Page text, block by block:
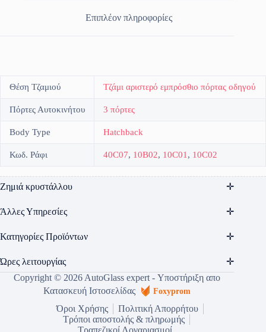
Επιπλέον πληροφορίες
Θέση Τζαμιού Τζάμι αριστερό εμπρόσθιο πόρτας οδηγού
Πόρτες Αυτοκινήτου 3 πόρτες
Body Type Hatchback
Κωδ. Ράφι 40C07, 10B02, 10C01 , 10C02
Ζημιά κρυστάλλου
Άλλες Υπηρεσίες
Κατηγορίες Προϊόντων
Ώρες λειτουργίας
Copyright © 2026 AutoGlass expert - Υποστήριξη απο
Κατασκευή Ιστοσελίδας
Foxyprom
Όροι Χρήσης
Πολιτική Απορρήτου
Τρόποι αποστολής & πληρωμής
Τραπεζικοί Λογαριασμοί